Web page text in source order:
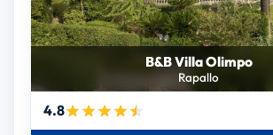
B&B Villa Olimpo
Rapallo
4.8